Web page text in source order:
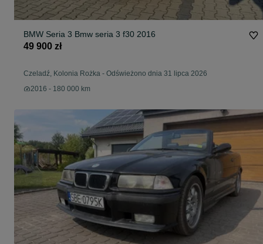
BMW Seria 3 Bmw seria 3 f30 2016
49 900 zł
Czeladź, Kolonia Rożka - Odświeżono dnia 31 lipca 2026
2016 - 180 000 km